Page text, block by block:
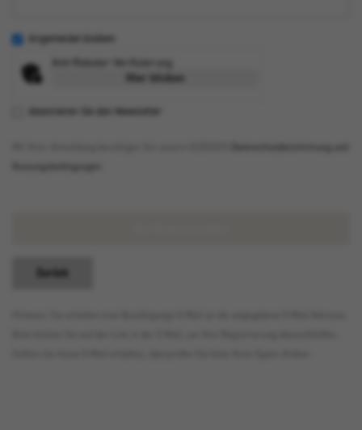
Angemeldet bleiben
Anti-Roboter-Verifizierung
Hier klicken
Abonnieren Sie den Newsletter
Zurück